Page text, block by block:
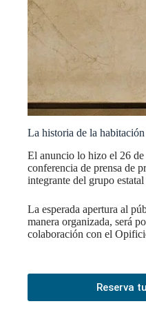
La historia de la habitación
El anuncio lo hizo el 26 de
conferencia de prensa de
integrante del grupo
La esperada apertura al
manera organizada, será
colaboración con el
Reserva